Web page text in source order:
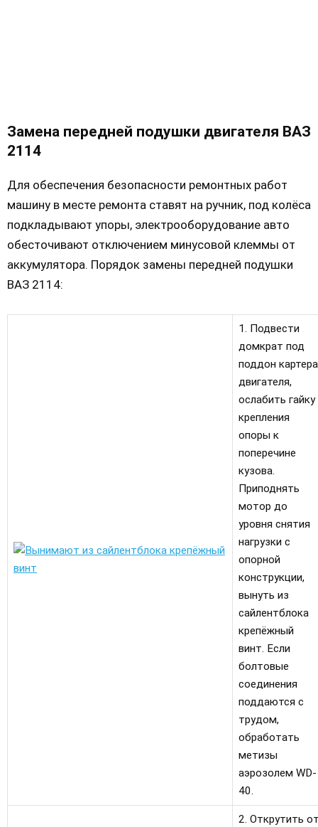
Замена передней подушки двигателя ВАЗ
2114
Для обеспечения безопасности ремонтных работ
машину в месте ремонта ставят на ручник, под колёса
подкладывают упоры, электрооборудование авто
обесточивают отключением минусовой клеммы от
аккумулятора. Порядок замены передней подушки
ВАЗ 2114:
1. Подвести
домкрат под
поддон картера
двигателя,
ослабить гайку
крепления
опоры к
поперечине
кузова.
Приподнять
мотор до
уровня снятия
нагрузки с
опорной
конструкции,
вынуть из
сайлентблока
крепёжный
винт. Если
болтовые
соединения
поддаются с
трудом,
обработать
метизы
аэрозолем WD-
40.
2. Открутить